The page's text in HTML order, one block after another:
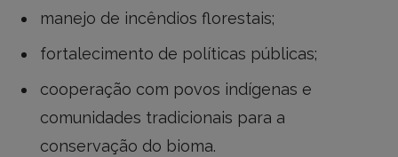
manejo de incêndios florestais;
fortalecimento de políticas públicas;
cooperação com povos indígenas e
comunidades tradicionais para a
conservação do bioma.